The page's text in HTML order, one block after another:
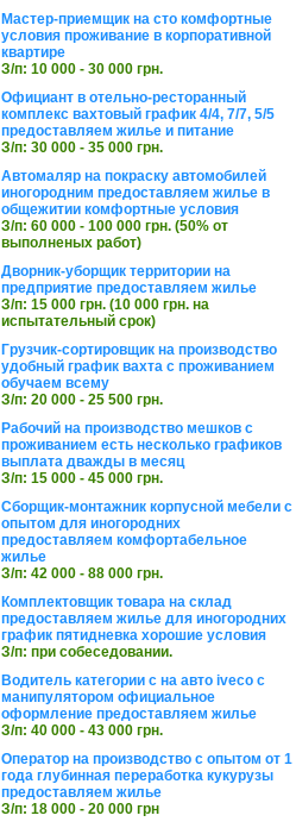
Мастер-приемщик на сто комфортные
условия проживание в корпоративной
квартире
З/п: 10 000 - 30 000 грн.
Официант в отельно-ресторанный
комплекс вахтовый график 4/4, 7/7, 5/5
предоставляем жилье и питание
З/п: 30 000 - 35 000 грн.
Автомаляр на покраску автомобилей
иногородним предоставляем жилье в
общежитии комфортные условия
З/п: 60 000 - 100 000 грн. (50% от
выполненых работ)
Дворник-уборщик территории на
предприятие предоставляем жилье
З/п: 15 000 грн. (10 000 грн. на
испытательный срок)
Грузчик-сортировщик на производство
удобный график вахта с проживанием
обучаем всему
З/п: 20 000 - 25 500 грн.
Рабочий на производство мешков с
проживанием есть несколько графиков
выплата дважды в месяц
З/п: 15 000 - 45 000 грн.
Сборщик-монтажник корпусной мебели с
опытом для иногородних
предоставляем комфортабельное
жилье
З/п: 42 000 - 88 000 грн.
Комплектовщик товара на склад
предоставляем жилье для иногородних
график пятидневка хорошие условия
З/п: при собеседовании.
Водитель категории с на авто iveco с
манипулятором официальное
оформление предоставляем жилье
З/п: 40 000 - 43 000 грн.
Оператор на производство с опытом от 1
года глубинная переработка кукурузы
предоставляем жилье
З/п: 18 000 - 20 000 грн